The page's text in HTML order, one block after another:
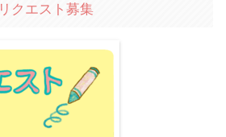
リクエスト募集